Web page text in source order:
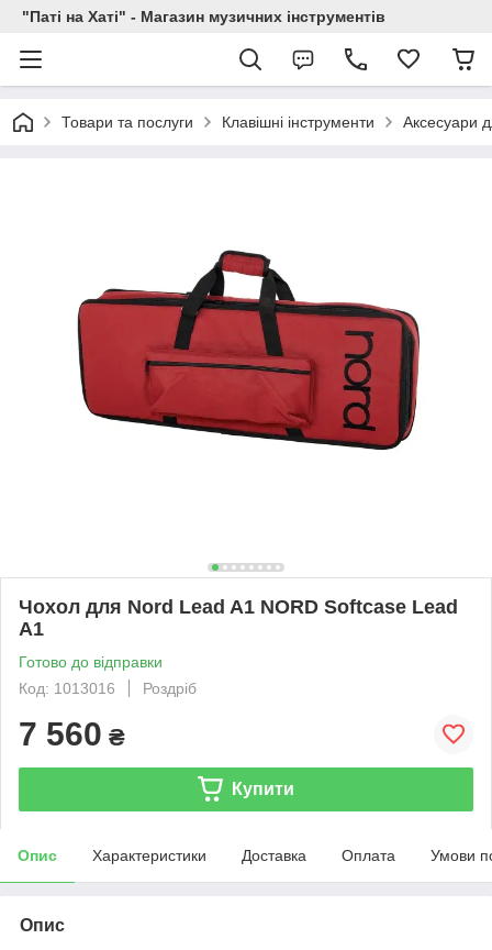
"Паті на Хаті" - Магазин музичних інструментів
Товари та послуги Клавішні інструменти Аксесуари
Чохол для Nord Lead A1 NORD Softcase Lead
A1
Готово до відправки
Код: 1013016
Роздріб
7 560 ₴
Купити
Опис Характеристики Доставка Оплата Умови
Опис